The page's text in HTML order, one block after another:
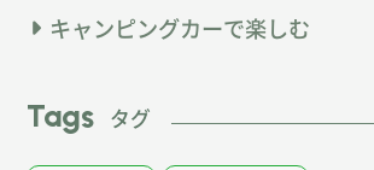
キャンピングカーで楽しむ
Tags タグ